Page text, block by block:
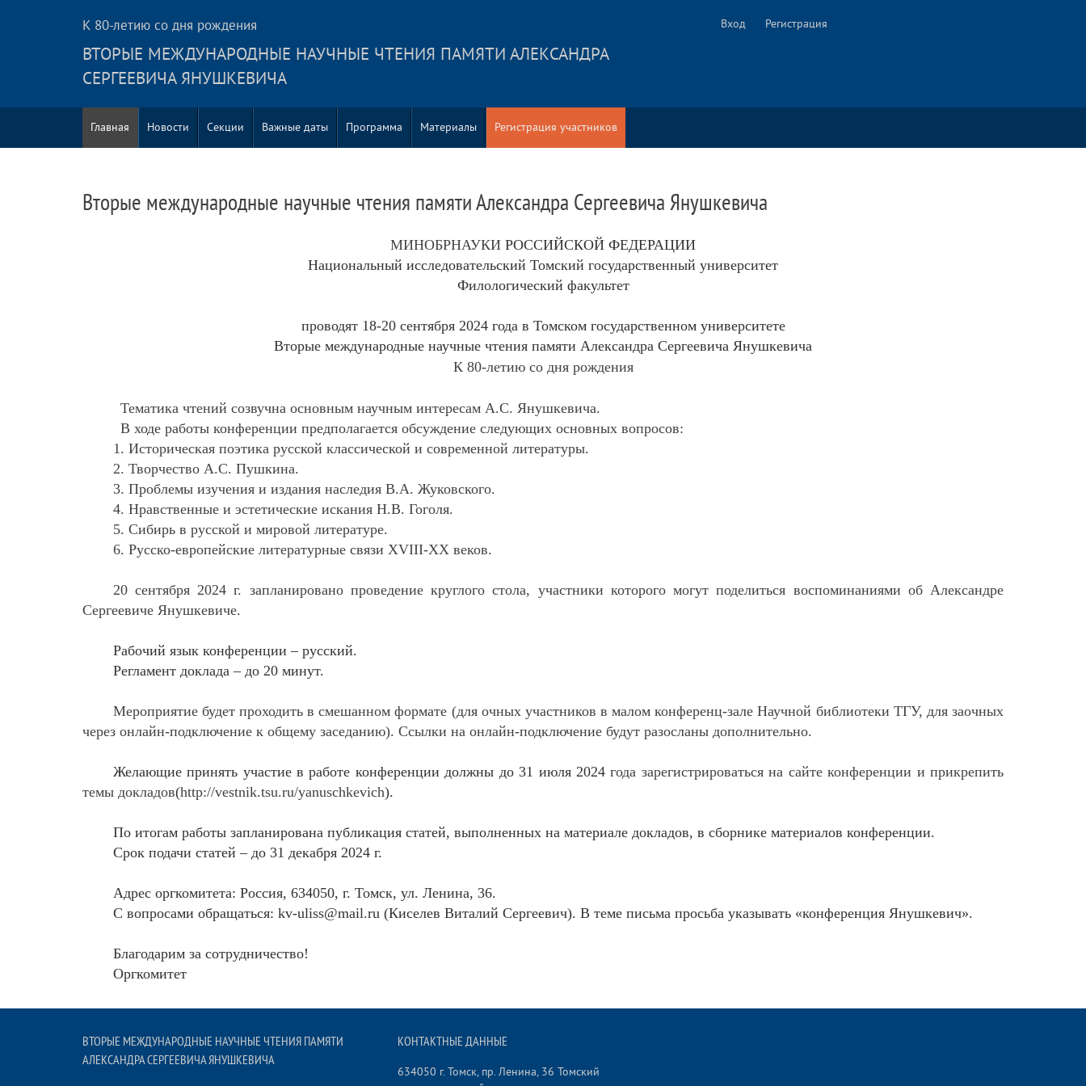
К 80-летию со дня рождения
ВТОРЫЕ МЕЖДУНАРОДНЫЕ НАУЧНЫЕ ЧТЕНИЯ ПАМЯТИ АЛЕКСАНДРА
СЕРГЕЕВИЧА ЯНУШКЕВИЧА
Вход Регистрация
Главная Новости Секции Важные даты Программа Материалы Регистрация участников
Вторые международные научные чтения памяти Александра Сергеевича Янушкевича
МИНОБРНАУКИ РОССИЙСКОЙ ФЕДЕРАЦИИ
Национальный исследовательский Томский государственный университет
Филологический факультет
проводят 18-20 сентября 2024 года в Томском государственном университете
Вторые международные научные чтения памяти Александра Сергеевича Янушкевича
К 80-летию со дня рождения
Тематика чтений созвучна основным научным интересам А.С. Янушкевича.
В ходе работы конференции предполагается обсуждение следующих основных вопросов:
1. Историческая поэтика русской классической и современной литературы.
2. Творчество А.С. Пушкина.
3. Проблемы изучения и издания наследия В.А. Жуковского.
4. Нравственные и эстетические искания Н.В. Гоголя.
5. Сибирь в русской и мировой литературе.
6. Русско-европейские литературные связи XVIII-XX веков.
20 сентября 2024 г. запланировано проведение круглого стола, участники которого могут поделиться воспоминаниями об Александре
Сергеевиче Янушкевиче.
Рабочий язык конференции – русский.
Регламент доклада – до 20 минут.
Мероприятие будет проходить в смешанном формате (для очных участников в малом конференц-зале Научной библиотеки ТГУ, для заочных
через онлайн-подключение к общему заседанию). Ссылки на онлайн-подключение будут разосланы дополнительно.
Желающие принять участие в работе конференции должны до 31 июля 2024года зарегистрироваться на сайте конференции и прикрепить
темы докладов(http://vestnik.tsu.ru/yanuschkevich).
По итогам работы запланирована публикация статей, выполненных на материале докладов, в сборнике материалов конференции.
Срок подачи статей – до 31 декабря 2024 г.
Адрес оргкомитета: Россия, 634050, г. Томск, ул. Ленина, 36.
С вопросами обращаться: kv-uliss@mail.ru (Киселев Виталий Сергеевич). В теме письма просьба указывать «конференция Янушкевич».
Благодарим за сотрудничество!
Оргкомитет
ВТОРЫЕ МЕЖДУНАРОДНЫЕ НАУЧНЫЕ ЧТЕНИЯ ПАМЯТИ
АЛЕКСАНДРА СЕРГЕЕВИЧА ЯНУШКЕВИЧА
КОНТАКТНЫЕ ДАННЫЕ
634050 г. Томск, пр. Ленина, 36 Томский